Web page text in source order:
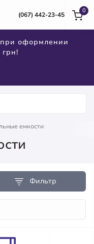
(067) 442-23-45
оформлении
грн!
0
емкости
Фильтр